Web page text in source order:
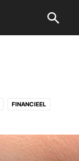
FINANCIEEL